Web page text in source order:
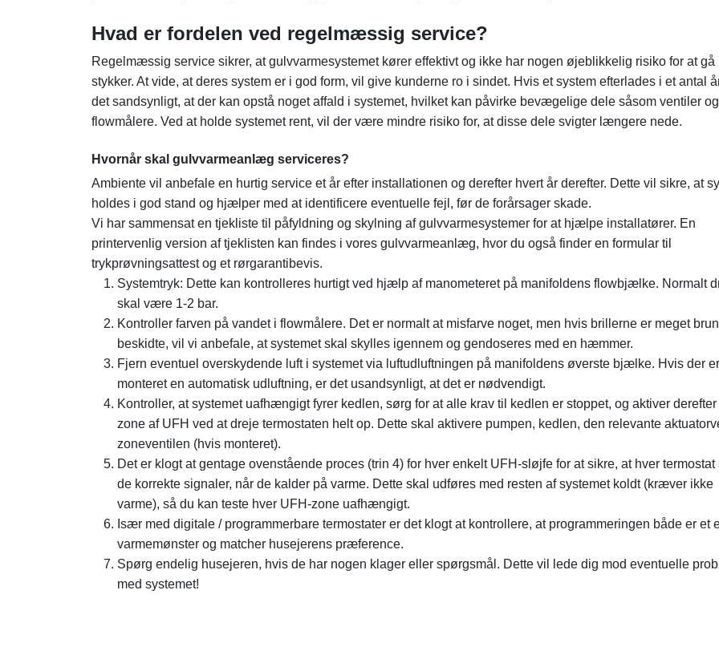
Hvad er fordelen ved regelmæssig service?
Regelmæssig service sikrer, at gulvvarmesystemet kører effektivt og ikke har nogen øjeblikkelig risiko for at gå
stykker. At vide, at deres system er i god form, vil give kunderne ro i sindet. Hvis et system efterlades i et antal
det sandsynligt, at der kan opstå noget affald i systemet, hvilket kan påvirke bevægelige dele såsom ventiler og
flowmålere. Ved at holde systemet rent, vil der være mindre risiko for, at disse dele svigter længere nede.
Hvornår skal gulvvarmeanlæg serviceres?
Ambiente vil anbefale en hurtig service et år efter installationen og derefter hvert år derefter. Dette vil sikre, at
holdes i god stand og hjælper med at identificere eventuelle fejl, før de forårsager skade.
Vi har sammensat en tjekliste til påfyldning og skylning af gulvvarmesystemer for at hjælpe installatører. En
printervenlig version af tjeklisten kan findes i vores gulvvarmeanlæg, hvor du også finder en formular til
trykprøvningsattest og et rørgarantibevis.
Systemtryk: Dette kan kontrolleres hurtigt ved hjælp af manometeret på manifoldens flowbjælke. Normalt
skal være 1-2 bar.
Kontroller farven på vandet i flowmålere. Det er normalt at misfarve noget, men hvis brillerne er meget
beskidte, vil vi anbefale, at systemet skal skylles igennem og gendoseres med en hæmmer.
Fjern eventuel overskydende luft i systemet via luftudluftningen på manifoldens øverste bjælke. Hvis der er
monteret en automatisk udluftning, er det usandsynligt, at det er nødvendigt.
Kontroller, at systemet uafhængigt fyrer kedlen, sørg for at alle krav til kedlen er stoppet, og aktiver derefter
zone af UFH ved at dreje termostaten helt op. Dette skal aktivere pumpen, kedlen, den relevante
zoneventilen (hvis monteret).
Det er klogt at gentage ovenstående proces (trin 4) for hver enkelt UFH-sløjfe for at sikre, at hver termostat
de korrekte signaler, når de kalder på varme. Dette skal udføres med resten af ​​systemet koldt (kræver ikke
varme), så du kan teste hver UFH-zone uafhængigt.
Især med digitale / programmerbare termostater er det klogt at kontrollere, at programmeringen både er et
varmemønster og matcher husejerens præference.
Spørg endelig husejeren, hvis de har nogen klager eller spørgsmål. Dette vil lede dig mod eventuelle
med systemet!